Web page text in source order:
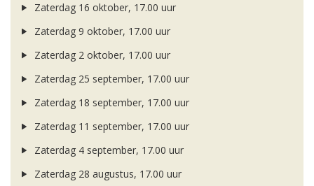
Zaterdag 16 oktober, 17.00 uur
Zaterdag 9 oktober, 17.00 uur
Zaterdag 2 oktober, 17.00 uur
Zaterdag 25 september, 17.00 uur
Zaterdag 18 september, 17.00 uur
Zaterdag 11 september, 17.00 uur
Zaterdag 4 september, 17.00 uur
Zaterdag 28 augustus, 17.00 uur